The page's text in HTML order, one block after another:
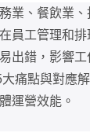
業、餐飲業
員工管理和
出錯，影響
痛點與對應
運營效能。